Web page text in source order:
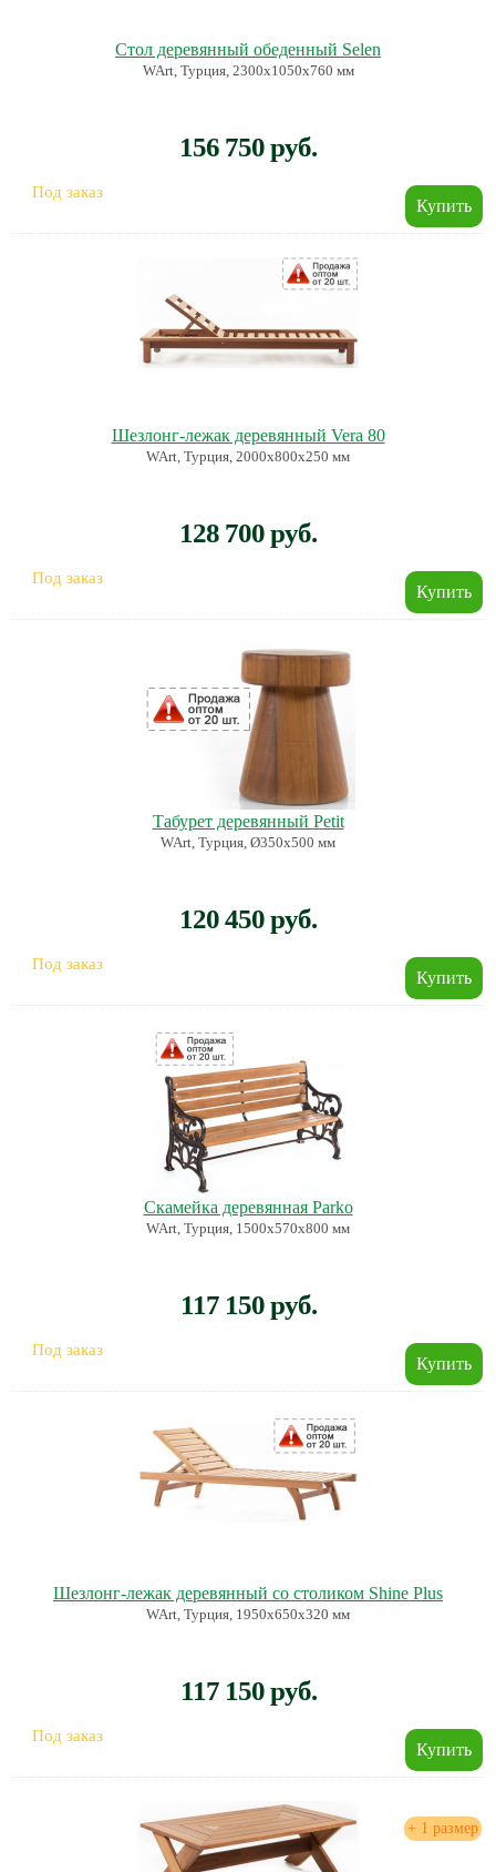
Стол деревянный обеденный Selen
WArt, Турция, 2300х1050х760 мм
156 750 руб.
Под заказ
Шезлонг-лежак деревянный Vera 80
WArt, Турция, 2000х800х250 мм
128 700 руб.
Под заказ
Табурет деревянный Petit
WArt, Турция, Ø350х500 мм
120 450 руб.
Под заказ
Скамейка деревянная Parko
WArt, Турция, 1500х570х800 мм
117 150 руб.
Под заказ
Шезлонг-лежак деревянный со столиком Shine Plus
WArt, Турция, 1950х650х320 мм
117 150 руб.
Под заказ
+ 1 размер